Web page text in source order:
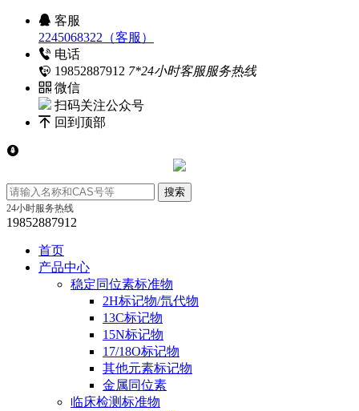
客服
2245068322（客服）
电话
19852887912 7*24小时客服服务热线
微信
扫码关注公众号
回到顶部
24小时服务热线
19852887912
首页
产品中心
稳定同位素标准物
2H标记物/氘代物
13C标记物
15N标记物
17/18O标记物
其他元素标记物
金属同位素
临床检测标准物